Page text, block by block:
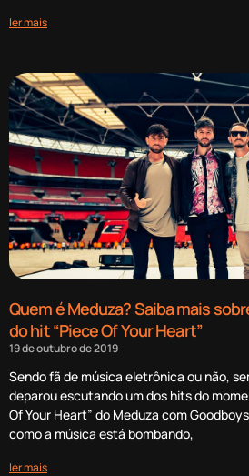
ler mais
Quem é Meduza? Saiba mais
do hit “Piece Of Your Heart”
19 de outubro de 2019
Sendo fã de música eletrônica ou não,
deparou escutando um dos hits do
Of Your Heart” do Meduza com
como a música está bombando,
ler mais